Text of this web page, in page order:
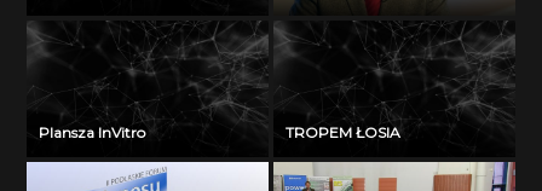
„Integration, partnership and
innovations in civil engineering
and education”
Plansza InVitro TROPEM ŁOSIA